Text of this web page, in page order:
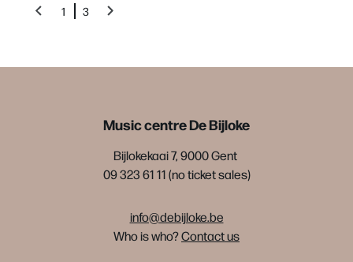
1 3
Music centre De Bijloke
Bijlokekaai 7, 9000 Gent
09 323 61 11 (no ticket sales)
info@debijloke.be
Who is who?Contact us